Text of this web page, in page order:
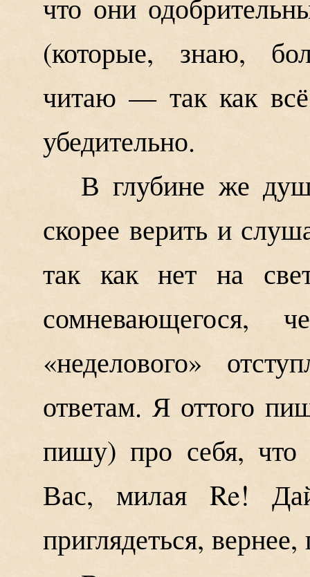
что они
(которые, знаю,
читаю — так как
убедительно.
В глубине же
скорее верить и
так как нет на
«неделового»
ответам. Я оттого
пишу) про себя,
Вас, милая Re!
приглядеться,